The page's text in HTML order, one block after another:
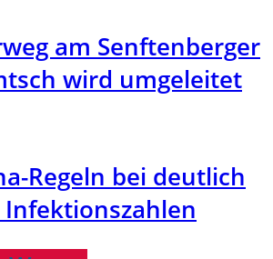
am Senftenberger
wird umgeleitet
Regeln bei deutlich